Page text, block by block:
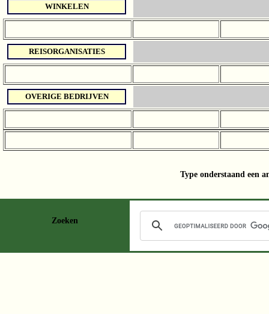
WINKELEN
REISORGANISATIES
OVERIGE BEDRIJVEN
Type onderstaand een
Zoeken